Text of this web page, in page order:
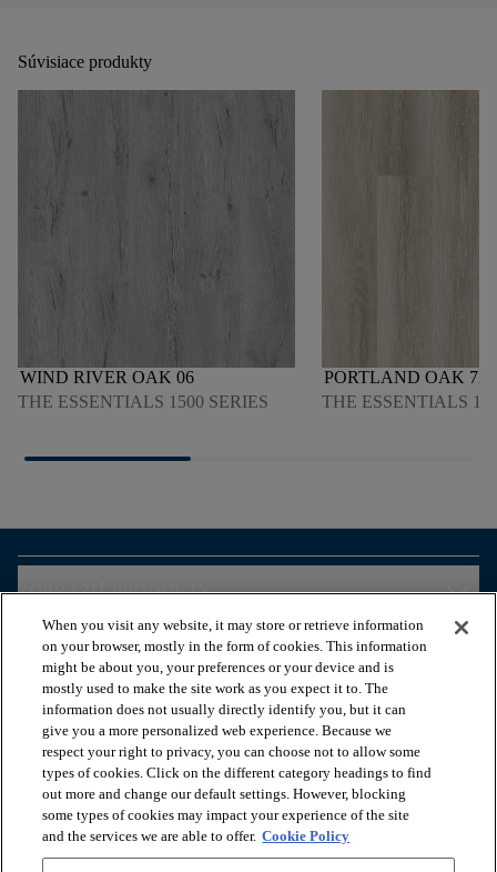
Súvisiace produkty
WIND RIVER OAK 06
THE ESSENTIALS 1500 SERIES
PORTLAND OAK 72
THE ESSENTIALS
ZOBRAZIŤ PRODUKTY arrow_forward_ios
ZOBRAZIŤ ZDROJE
OUR SERVICES
O NÁS
When you visit any website, it may store or retrieve information
on your browser, mostly in the form of cookies. This information
might be about you, your preferences or your device and is
mostly used to make the site work as you expect it to. The
information does not usually directly identify you, but it can
give you a more personalized web experience. Because we
respect your right to privacy, you can choose not to allow some
types of cookies. Click on the different category headings to find
out more and change our default settings. However, blocking
some types of cookies may impact your experience of the site
and the services we are able to offer. Cookie Policy